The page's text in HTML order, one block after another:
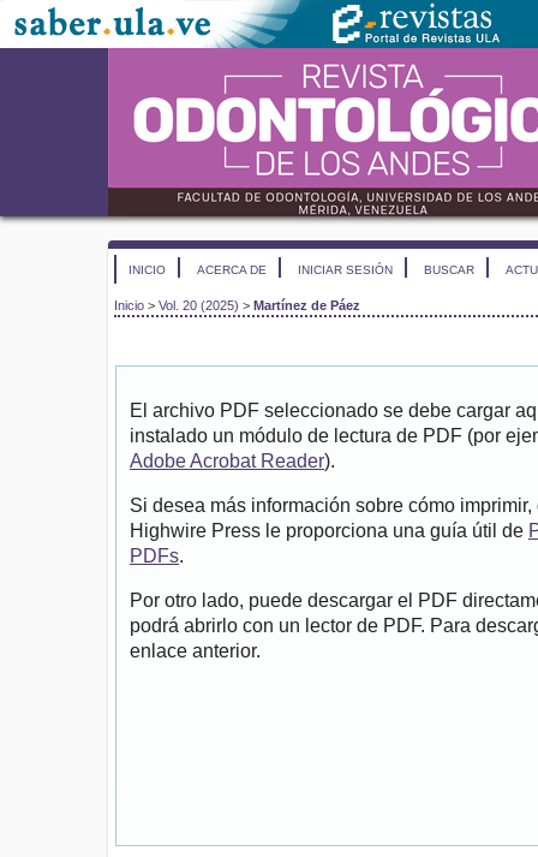
INICIO ACERCA DE INICIAR SESIÓN BUSCAR
Inicio > Vol. 20 (2025) > Martínez de Páez
El archivo PDF seleccionado se debe cargar
instalado un módulo de lectura de PDF (por
Adobe Acrobat Reader).
Si desea más información sobre cómo
Highwire Press le proporciona una guía útil de
PDFs.
Por otro lado, puede descargar el PDF
podrá abrirlo con un lector de PDF. Para
enlace anterior.